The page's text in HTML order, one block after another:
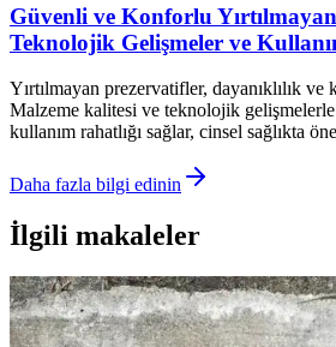
Güvenli ve Konforlu
Teknolojik Gelişmeler ve
Yırtılmayan prezervatifler, dayanıklılık ve
Malzeme kalitesi ve teknolojik gelişmelerle
kullanım rahatlığı sağlar, cinsel sağlıkta
Daha fazla bilgi edinin
İlgili makaleler